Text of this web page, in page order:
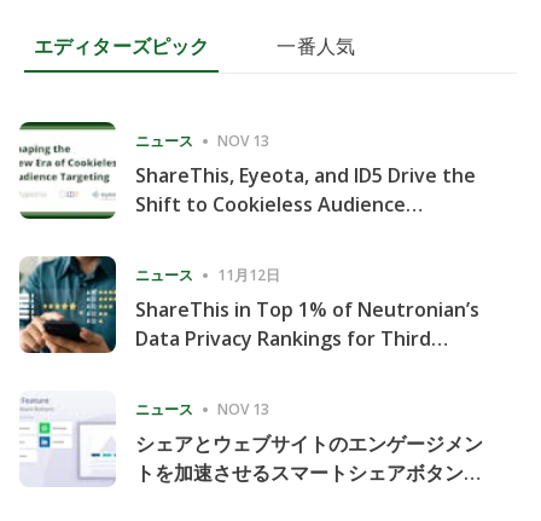
エディターズピック 一番人気
ニュース NOV 13
ShareThis, Eyeota, and ID5 Drive the
Shift to Cookieless Audience
ニュース 11月12日
ShareThis in Top 1% of Neutronian’s
Data Privacy Rankings for Third
ニュース NOV 13
シェアとウェブサイトのエンゲージメン
トを加速させるスマートシェアボタンの